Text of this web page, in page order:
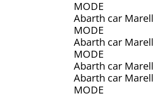
MODE
Abarth car
MODE
Abarth car
MODE
Abarth car
Abarth car
MODE